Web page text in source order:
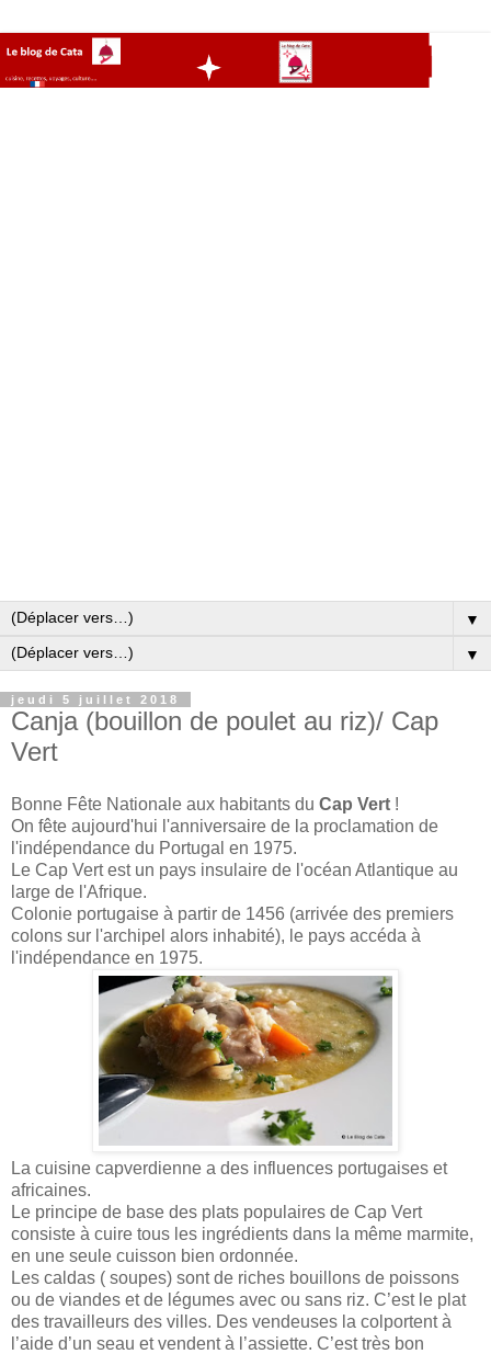
▼
▼
jeudi 5 juillet 2018
Canja (bouillon de poulet au riz)/ Cap
Vert
Bonne Fête Nationale aux habitants du Cap Vert !
On fête aujourd'hui l'anniversaire de la proclamation de
l'indépendance du Portugal en 1975.
Le Cap Vert est un pays insulaire de l'océan Atlantique au
large de l'Afrique.
Colonie portugaise à partir de 1456 (arrivée des premiers
colons sur l'archipel alors inhabité), le pays accéda à
l'indépendance en 1975.
La cuisine capverdienne a des influences portugaises et
africaines.
Le principe de base des plats populaires de Cap Vert
consiste à cuire tous les ingrédients dans la même marmite,
en une seule cuisson bien ordonnée.
Les caldas ( soupes) sont de riches bouillons de poissons
ou de viandes et de légumes avec ou sans riz. C’est le plat
des travailleurs des villes. Des vendeuses la colportent à
l’aide d’un seau et vendent à l’assiette. C’est très bon